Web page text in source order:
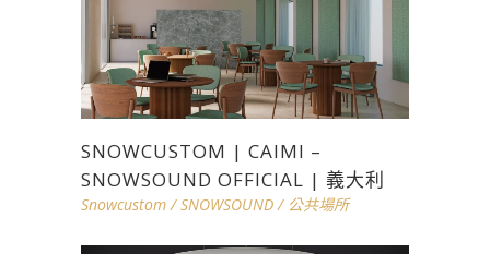
SNOWCUSTOM | CAIMI –
SNOWSOUND OFFICIAL | 義大利
Snowcustom/SNOWSOUND/ 公共場所